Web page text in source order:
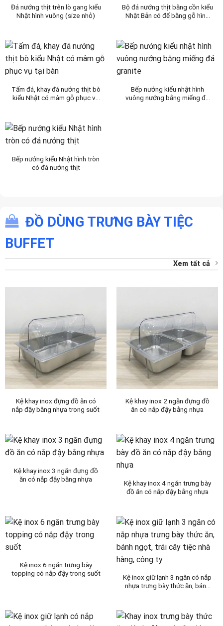
Đá nướng thịt trên lò gang kiểu
Nhật hình vuông (size nhỏ)
Bộ đá nướng thịt bằng cồn kiểu
Nhật Bản có đế bằng gỗ hình
Tấm đá, khay đá nướng thịt bò
kiểu Nhật có mâm gỗ phục vụ
Bếp nướng kiểu nhật hình
vuông nướng bằng miếng đá
Bếp nướng kiểu Nhật hình tròn
có đá nướng thịt
ĐỒ DÙNG TRƯNG BÀY TIỆC
BUFFET
Xem tất cả
Kệ khay inox đựng đồ ăn có
nắp đậy bằng nhựa trong suốt
Kệ khay inox 2 ngăn đựng đồ
ăn có nắp đậy bằng nhựa
Kệ khay inox 3 ngăn đựng đồ
ăn có nắp đậy bằng nhựa
Kệ khay inox 4 ngăn trưng bày
đồ ăn có nắp đậy bằng nhựa
Kệ inox 6 ngăn trưng bày
topping có nắp đậy trong suốt
Kệ inox giữ lạnh 3 ngăn có nắp
nhựa trưng bày thức ăn, bánh